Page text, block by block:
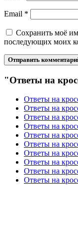
Email *
Сохранить моё
последующих моих
"Ответы на
Ответы на
Ответы на
Ответы на
Ответы на
Ответы на
Ответы на
Ответы на
Ответы на
Ответы на
Ответы на